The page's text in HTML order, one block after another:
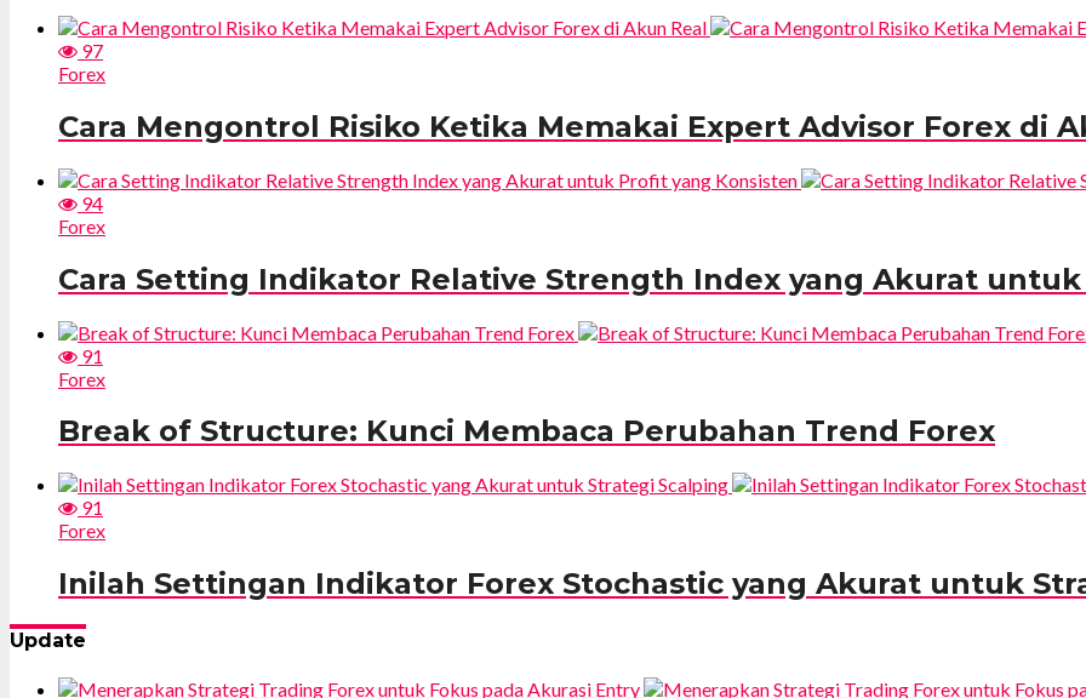
97
Forex
Cara Mengontrol Risiko Ketika Memakai Expert Advisor Forex di
94
Forex
Cara Setting Indikator Relative Strength Index yang Akurat
91
Forex
Break of Structure: Kunci Membaca Perubahan Trend Forex
91
Forex
Inilah Settingan Indikator Forex Stochastic yang Akurat untuk
Update